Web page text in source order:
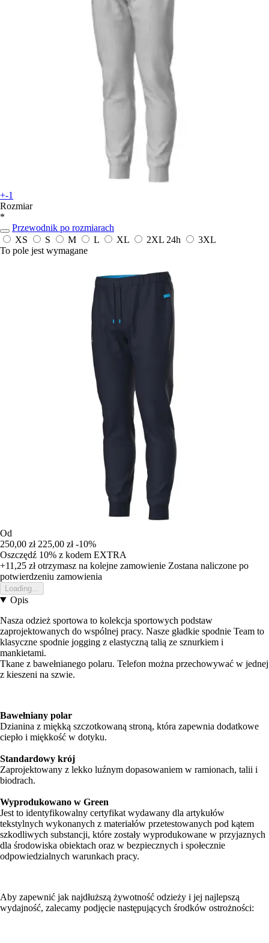
+-1
Rozmiar
*
Przewodnik po rozmiarach
XS
S M L XL 2XL 24h
3XL
To pole jest wymagane
Od
250,00 zł 225,00 zł -10%
Oszczędź 10% z kodem EXTRA
+11,25 złotrzymasz na kolejne zamowienie Zostana naliczone po
potwierdzeniu zamowienia
Loading...
Opis
Nasza odzież sportowa to kolekcja sportowych podstaw
zaprojektowanych do wspólnej pracy. Nasze gładkie spodnie Team to
klasyczne spodnie jogging z elastyczną talią ze sznurkiem i
mankietami.
Tkane z bawełnianego polaru. Telefon można przechowywać w jednej
z kieszeni na szwie.
Bawełniany polar
Dzianina z miękką szczotkowaną stroną, która zapewnia dodatkowe
ciepło i miękkość w dotyku.
Standardowy krój
Zaprojektowany z lekko luźnym dopasowaniem w ramionach, talii i
biodrach.
Wyprodukowano w Green
Jest to identyfikowalny certyfikat wydawany dla artykułów
tekstylnych wykonanych z materiałów przetestowanych pod kątem
szkodliwych substancji, które zostały wyprodukowane w przyjaznych
dla środowiska obiektach oraz w bezpiecznych i społecznie
odpowiedzialnych warunkach pracy.
Aby zapewnić jak najdłuższą żywotność odzieży i jej najlepszą
wydajność, zalecamy podjęcie następujących środków ostrożności: